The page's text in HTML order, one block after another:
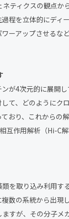
ティクスの観点か
程を立体的にディ
ーアップさせるな
が4次元的に展開
て、どのようにク
おり、これからの
互作用解析（Hi-C
を取り込み利用す
数の系統から出現
すが、その分子メ